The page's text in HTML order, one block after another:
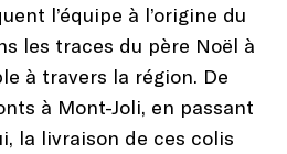
l’équipe à l’origine du
les traces du père Noël à
à travers la région. De
à Mont-Joli, en passant
la livraison de ces colis